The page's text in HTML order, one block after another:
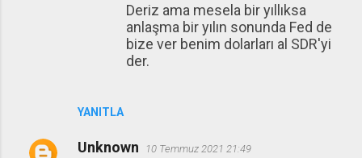
YANITLA
Deriz ama mesela bir yıllıksa
anlaşma bir yılın sonunda Fed de
bize ver benim dolarları al SDR'yi
der.
Unknown 10 Temmuz 2021 21:49